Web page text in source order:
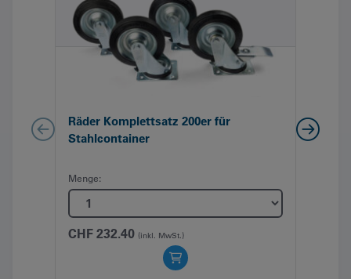
Räder Komplettsatz 200er für
Stahlcontainer
Menge:
CHF 232.40 (inkl. MwSt.)